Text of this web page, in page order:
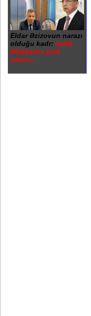
Eldar Əzizovun narazı
olduğu kadr: Xalid
Ələkbərov yola
salınır...